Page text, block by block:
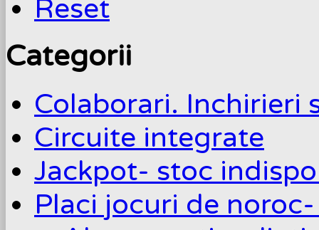
Reset
Categorii
Colaborari. Inchirieri
Circuite integrate
Jackpot- stoc
Placi jocuri de